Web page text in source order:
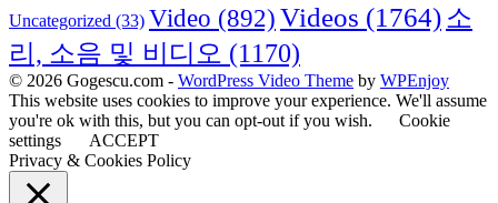
Uncategorized (33) Video (892)Videos (1764) 소
리, 소음 및 비디오 (1170)
© 2026 Gogescu.com - WordPress Video Theme by WPEnjoy
This website uses cookies to improve your experience. We'll assume
you're ok with this, but you can opt-out if you wish.
Cookie
settings
ACCEPT
Privacy & Cookies Policy